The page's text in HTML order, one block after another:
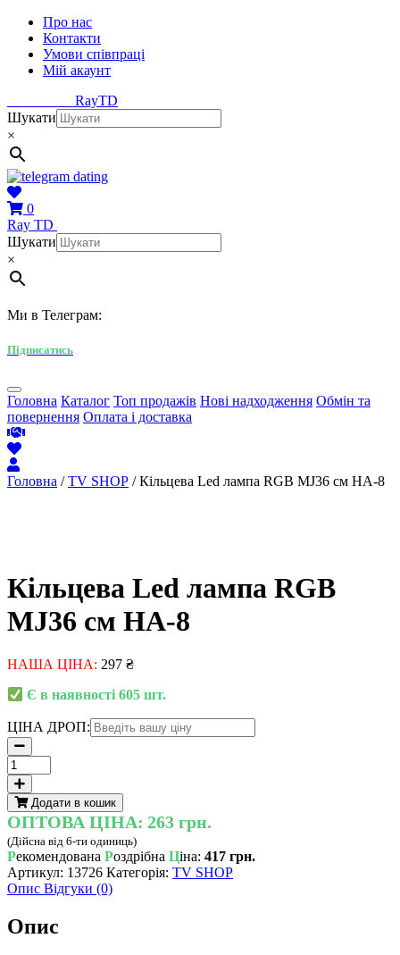
Про нас
Контакти
Умови співпраці
Мій акаунт
RayTD
Шукати
×
0
Ray TD
Шукати
×
Ми в Телеграм:
Підписатись
Головна Каталог Топ продажів Нові надходження Обмін та
повернення Оплата і доставка
Головна /TV SHOP / Кільцева Led лампа RGB MJ36 см HA-8
Кільцева Led лампа RGB
MJ36 см HA-8
НАША ЦІНА: 297 ₴
Є в наявності 605 шт.
ЦІНА ДРОП:
Кільцева
Led
лампа
RGB
MJ36
см
HA-
8
кількість
Додати в кошик
ОПТОВА ЦІНА: 263 грн.
(Дійсна від 6-ти одиниць)
Рекомендована Роздрібна Ціна: 417 грн.
Артикул: 13726 Категорія: TV SHOP
Опис Відгуки (0)
Опис